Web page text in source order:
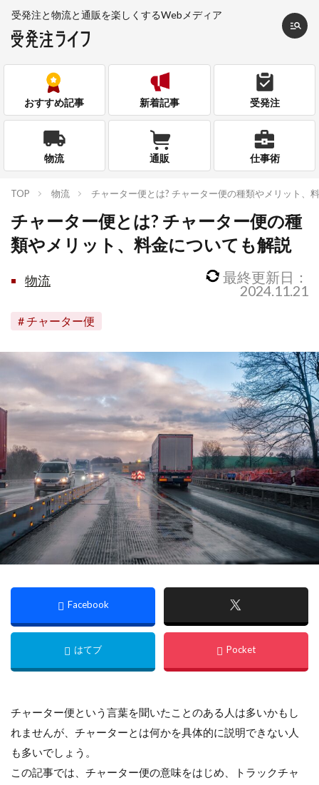
受発注と物流と通販を楽しくするWebメディア
おすすめ記事 新着記事 受発注
物流 通販 仕事術
TOP 物流 チャーター便とは? チャーター便の種類やメリット、
チャーター便とは? チャーター便の種
類やメリット、料金についても解説
物流 最終更新日：
2024.11.21
チャーター便
チャーター便という言葉を聞いたことのある人は多いかもし
れませんが、チャーターとは何かを具体的に説明できない人
も多いでしょう。
この記事では、チャーター便の意味をはじめ、トラックチャ